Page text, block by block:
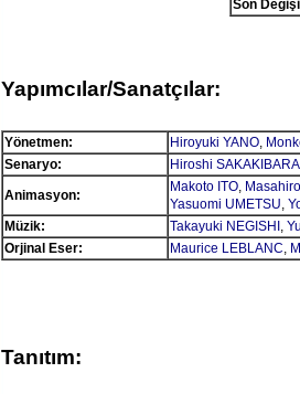
Son
Yapımcılar/Sanatçılar:
Yönetmen: Hiroyuki YANO,
Senaryo:
Hiroshi SAKAKIBARA
Animasyon:
Makoto ITO,
Yasuomi UMETSU,
Müzik:
Takayuki NEGISHI ,
Orjinal Eser:
Maurice LEBLANC,
Tanıtım: